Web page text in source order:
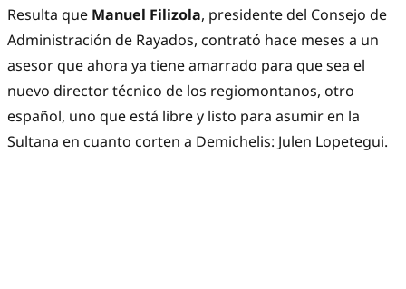
Resulta que Manuel Filizola, presidente del Consejo de
Administración de Rayados, contrató hace meses a un
asesor que ahora ya tiene amarrado para que sea el
nuevo director técnico de los regiomontanos, otro
español, uno que está libre y listo para asumir en la
Sultana en cuanto corten a Demichelis: Julen Lopetegui.